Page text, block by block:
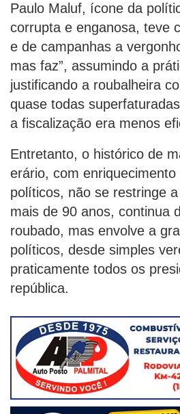
Paulo Maluf, ícone da
corrupta e enganosa, teve
e de campanhas a
mas faz”, assumindo a
justificando a roubalheira
quase todas
a fiscalização era menos
Entretanto, o histórico de
erário, com
políticos, não se restringe
mais de 90 anos, continua
roubado, mas envolve a
políticos, desde simples
praticamente todos os
república.